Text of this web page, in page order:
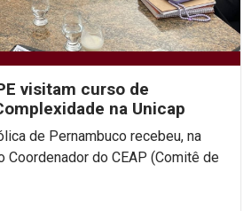
visitam curso de
na Unicap
de Pernambuco recebeu, na
Coordenador do CEAP (Comitê de